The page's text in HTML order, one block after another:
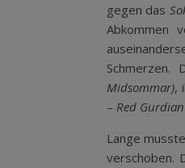
gegen das
Abkommen
Schmerzen.
Midsommar),
– Red Gurdian
Lange
verschoben.